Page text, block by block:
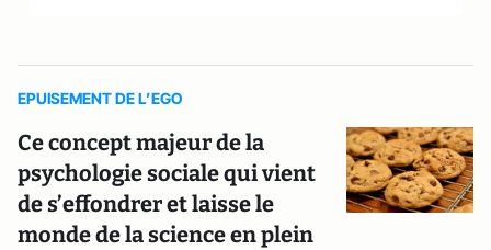
EPUISEMENT DE L’EGO
Ce concept majeur de la
psychologie sociale qui vient
de s’effondrer et laisse le
monde de la science en plein